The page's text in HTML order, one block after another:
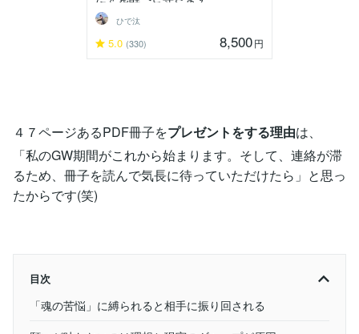
ひで汰
5.0 (330) 8,500円
４７ページあるPDF冊子をプレゼントをする理由は、
「私のGW期間がこれから始まります。そして、連絡が滞
るため、冊子を読んで気長に待っていただけたら」と思っ
たからです(笑)
目次
「魂の苦悩」に縛られると相手に振り回される